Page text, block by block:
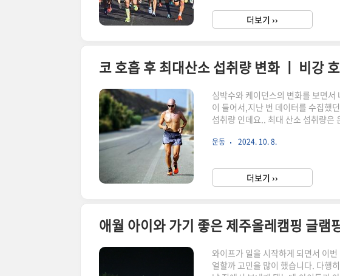
동장 트랙을 거의 독차지 하다 시피
기시는 분들도 피해를 호소하고 있
더보기 ››
코 호흡 후 최대산소 섭취량 변화 ㅣ 비강
심박수와 케이던스의 변화를 보면
이 들어서,지난 번 데이터를 수집했
섭취량 인데요.. 최대 산소 섭취량
질환을 예방하는데 도움이 된다고 합
소 섭취량과 런닝의 관계최대 산소
미하는데요 심장이 강해질수록 또
운동 2024. 10. 8.
더보기 ››
애월 아이와 가기 좋은 제주올레캠핑 글램
와이프가 일을 시작하게 되면서 이
얼할까 고민을 많이 했습니다. 다행